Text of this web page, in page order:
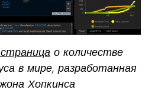
о количестве
в мире, разработанная
Хопкинса